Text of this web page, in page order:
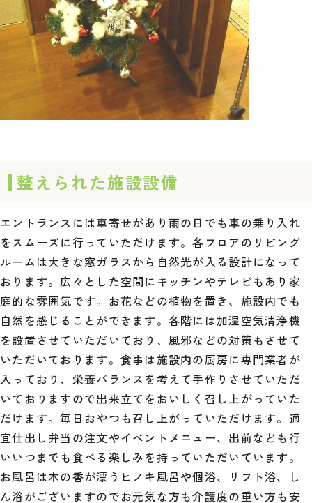
整えられた施設設備
エントランスには車寄せがあり雨の日でも車の乗り入れ
をスムーズに行っていただけます。各フロアのリビング
ルームは大きな窓ガラスから自然光が入る設計になって
おります。広々とした空間にキッチンやテレビもあり家
庭的な雰囲気です。お花などの植物を置き、施設内でも
自然を感じることができます。各階には加湿空気清浄機
を設置させていただいており、風邪などの対策もさせて
いただいております。食事は施設内の厨房に専門業者が
入っており、栄養バランスを考えて手作りさせていただ
いておりますので出来立てをおいしく召し上がっていた
だけます。毎日おやつも召し上がっていただけます。適
宜仕出し弁当の注文やイベントメニュー、出前なども行
いいつまでも食べる楽しみを持っていただいています。
お風呂は木の香が漂うヒノキ風呂や個浴、リフト浴、し
ん浴がございますのでお元気な方も介護度の重い方も安